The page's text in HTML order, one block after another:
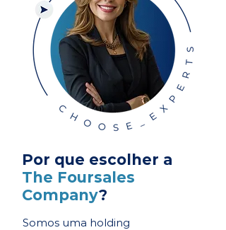
Por que escolher a
The Foursales
Company?
Somos uma holding